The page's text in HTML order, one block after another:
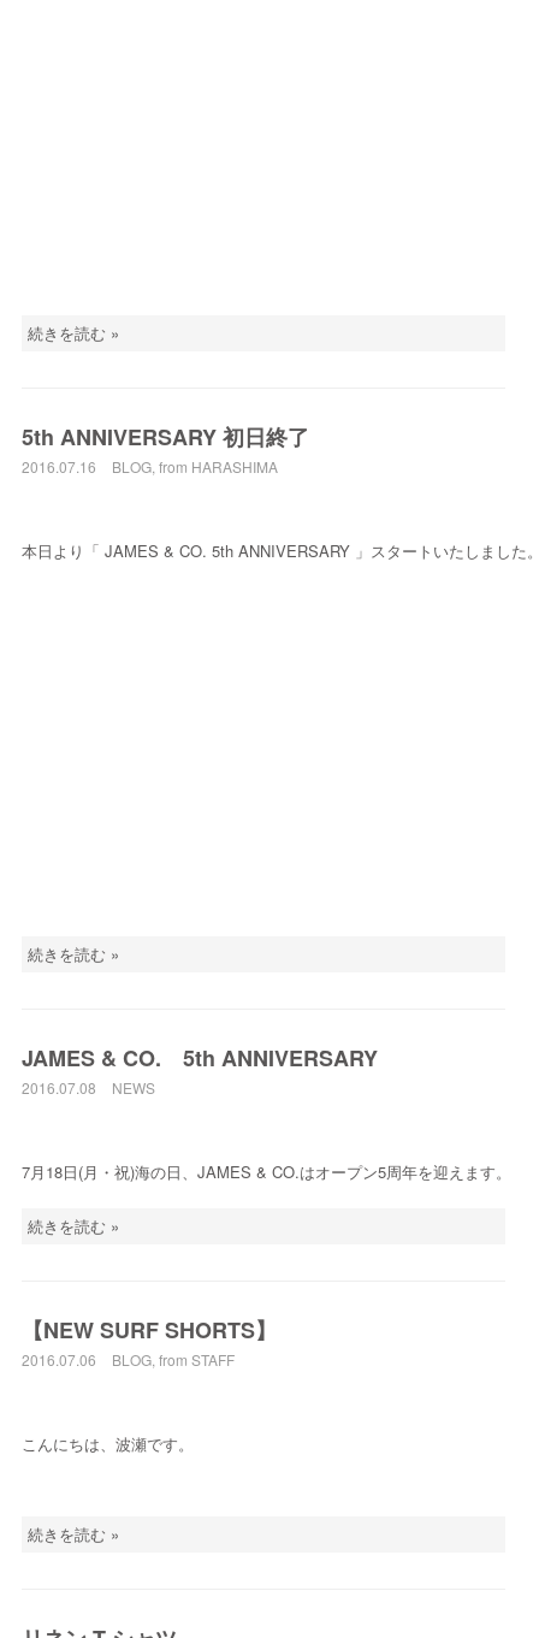
続きを読む »
5th ANNIVERSARY 初日終了
2016.07.16 BLOG, from HARASHIMA
本日より「 JAMES & CO. 5th ANNIVERSARY 」スタートいたしました
続きを読む »
JAMES & CO. 5th ANNIVERSARY
2016.07.08 NEWS
7月18日(月・祝)海の日、JAMES & CO.はオープン5周年を迎えます。
続きを読む »
【NEW SURF SHORTS】
2016.07.06 BLOG, from STAFF
こんにちは、波瀬です。
続きを読む »